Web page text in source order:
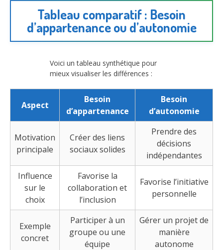
Tableau comparatif : Besoin
d’appartenance ou d’autonomie
Voici un tableau synthétique pour
mieux visualiser les différences :
Aspect
Besoin
d’appartenance
Besoin
d’autonomie
Motivation
principale
Créer des liens
sociaux solides
Prendre des
décisions
indépendantes
Influence
sur le
choix
Favorise la
collaboration et
l’inclusion
Favorise l’initiative
personnelle
Exemple
concret
Participer à un
groupe ou une
équipe
Gérer un projet de
manière
autonome